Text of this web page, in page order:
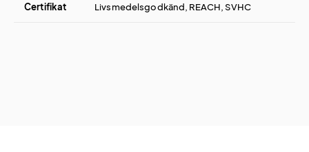
Certifikat Livsmedelsgodkänd, REACH, SVHC